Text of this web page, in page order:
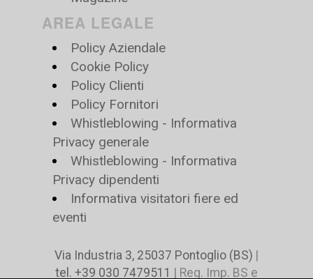
AREA LEGALE
Policy Aziendale
Cookie Policy
Policy Clienti
Policy Fornitori
Whistleblowing - Informativa
Privacy generale
Whistleblowing - Informativa
Privacy dipendenti
Informativa visitatori fiere ed
eventi
Via Industria 3, 25037 Pontoglio (BS) |
tel. +39 030 7479511 | Reg. Imp. BS e